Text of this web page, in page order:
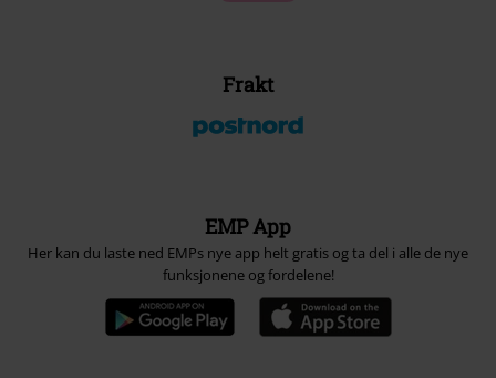
Frakt
EMP App
Her kan du laste ned EMPs nye app helt gratis og ta del i alle de nye
funksjonene og fordelene!